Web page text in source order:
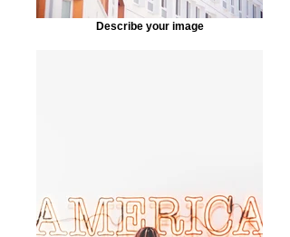
Describe your image